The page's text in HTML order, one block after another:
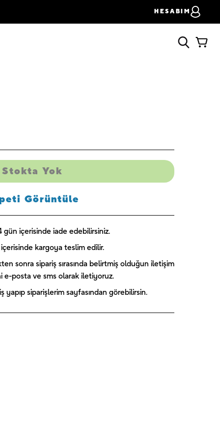
HESABIM
Stokta Yok
Görüntüle
gün içerisinde iade edebilirsiniz.
kargoya teslim edilir.
sonra sipariş sırasında belirtmiş olduğun iletişim
e-posta ve sms olarak iletiyoruz.
yapıp siparişlerim sayfasından görebilirsin.